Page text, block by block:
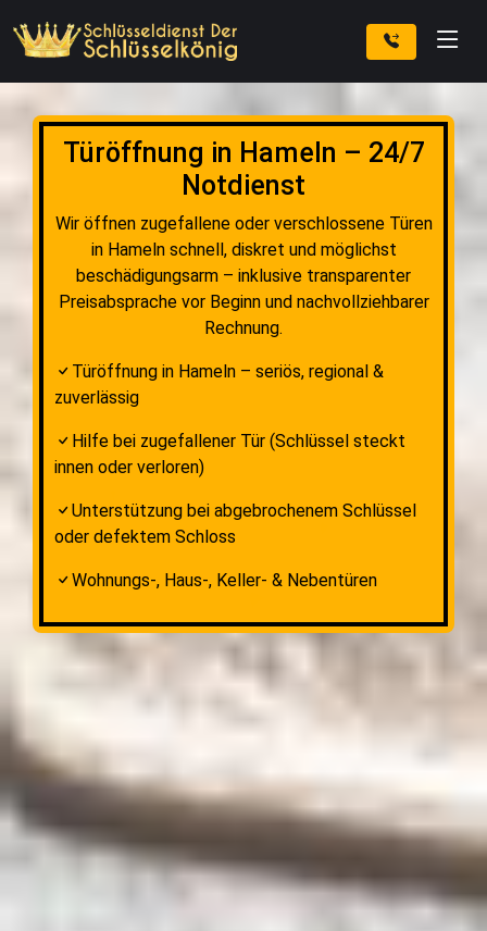
Türöffnung in Hameln – 24/7
Notdienst
Wir öffnen zugefallene oder verschlossene Türen
in Hameln schnell, diskret und möglichst
beschädigungsarm – inklusive transparenter
Preisabsprache vor Beginn und nachvollziehbarer
Rechnung.
Türöffnung in Hameln – seriös, regional &
zuverlässig
Hilfe bei zugefallener Tür (Schlüssel steckt
innen oder verloren)
Unterstützung bei abgebrochenem Schlüssel
oder defektem Schloss
Wohnungs-, Haus-, Keller- & Nebentüren